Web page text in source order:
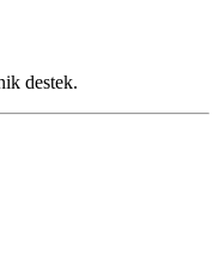
destek.